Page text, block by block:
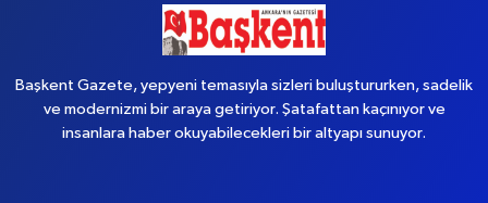
Başkent Gazete, yepyeni temasıyla sizleri buluştururken, sadelik
ve modernizmi bir araya getiriyor. Şatafattan kaçınıyor ve
insanlara haber okuyabilecekleri bir altyapı sunuyor.